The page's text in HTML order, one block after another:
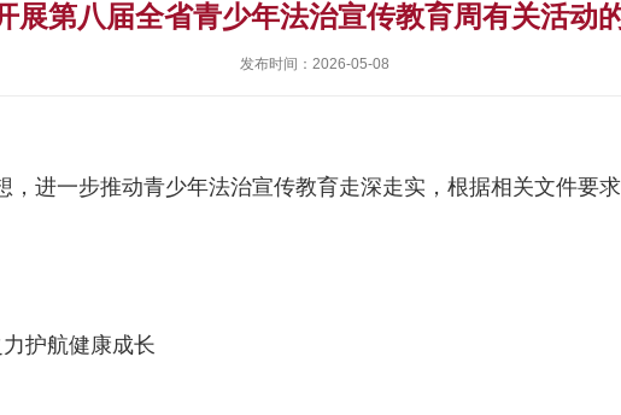
展第八届全省青少年法治宣传教育周有关活动
发布时间：2026-05-08
，进一步推动青少年法治宣传教育走深走实，根据相关文件要
护航健康成长